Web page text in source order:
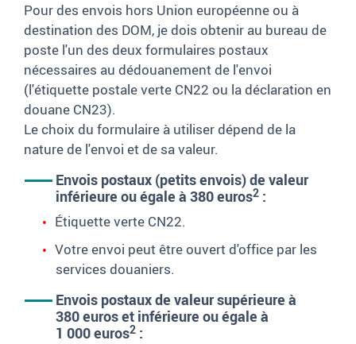
Pour des envois hors Union européenne ou à
destination des DOM, je dois obtenir au bureau de
poste l'un des deux formulaires postaux
nécessaires au dédouanement de l'envoi
(l'étiquette postale verte CN22 ou la déclaration en
douane CN23).
Le choix du formulaire à utiliser dépend de la
nature de l'envoi et de sa valeur.
Envois postaux (petits envois) de valeur
inférieure ou égale à 380euros2 :
Étiquette verte CN22.
Votre envoi peut être ouvert d'office par les
services douaniers.
Envois postaux de valeur supérieure à
380euros et inférieure ou égale à
1 000euros2 :